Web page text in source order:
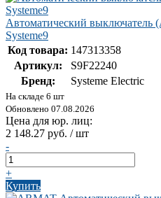
Автоматический выключатель
Systeme9
Код товара: 147313358
Артикул:
S9F22240
Бренд:
Systeme Electric
На складе 6 шт
Обновлено 07.08.2026
Цена для юр. лиц:
2 148.27 руб. / шт
-
+
Купить